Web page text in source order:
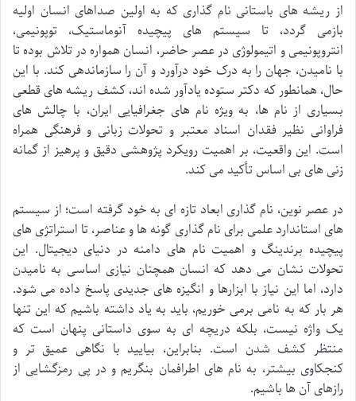
از ریشه های باستانی نام گذاری که به اولین صداهای انسان اولیه
بازمی گردد، تا سیستم های پیچیده آنوماستیک، توپونیمی،
انتروپونیمی و اتیمولوژی در عصر حاضر، انسان همواره در تلاش بوده تا
با نامیدن، جهان را به درک خود درآورد و آن را سازماندهی کند. با این
حال، همانطور که دکتر ستوده یادآور شده اند، کشف ریشه های قطعی
بسیاری از نام ها، به ویژه نام های جغرافیایی ایران، با چالش های
فراوانی نظیر فقدان اسناد معتبر و تحولات زبانی و فرهنگی همراه
است. این واقعیت، بر اهمیت رویکرد پژوهشی دقیق و پرهیز از گمانه
زنی های بی اساس تأکید می کند.
در عصر نوین، نام گذاری ابعاد تازه ای به خود گرفته است؛ از سیستم
های استاندارد علمی برای نام گذاری گونه ها و عناصر، تا استراتژی های
پیچیده برندینگ و اهمیت نام های دامنه در دنیای دیجیتال. این
تحولات نشان می دهد که انسان همچنان نیازی اساسی به نامیدن
دارد، اما این نیاز با ابزارها و انگیزه های جدیدی پاسخ داده می شود.
هر بار که به نامی برمی خوریم، باید به یاد داشته باشیم که این تنها
یک واژه نیست، بلکه دریچه ای به سوی داستانی پنهان است که
منتظر کشف شدن است. بنابراین، بیایید با نگاهی عمیق تر و
کنجکاوی بیشتر، به نام های اطرافمان بنگریم و در پی رمزگشایی از
رازهای آن ها باشیم.